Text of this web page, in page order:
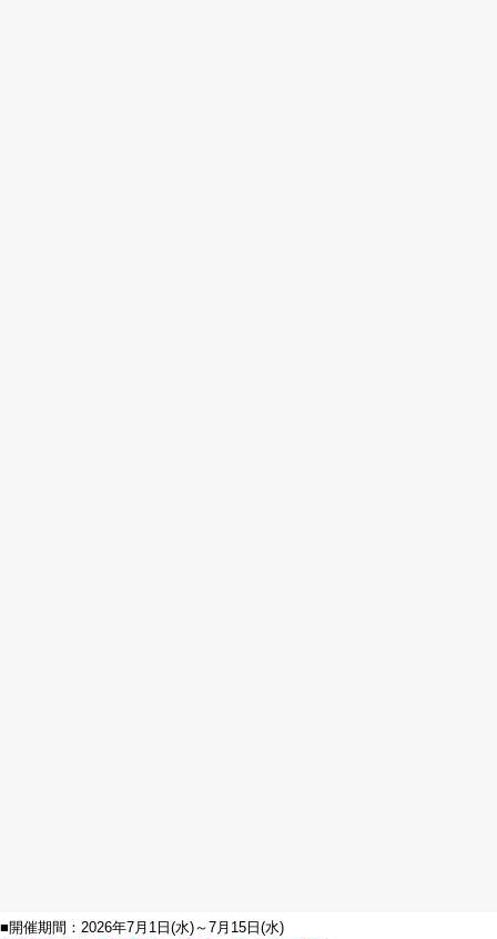
■開催期間：2026年7月1日(水)～7月15日(水)